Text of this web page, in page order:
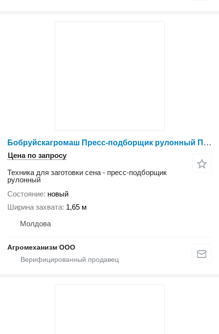
Бобруйскагромаш Пресс-подборщик рулонный ПР-Ф-180
Цена по запросу
Техника для заготовки сена - пресс-подборщик
рулонный
Состояние новый
Ширина захвата 1,65 м
Молдова
Агромеханизм ООО